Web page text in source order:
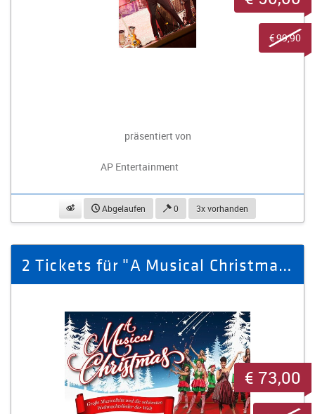
präsentiert von
AP Entertainment
beobachtenAbgelaufen 0 3x vorhanden
€ 99,90
2 Tickets für "A Musical Christmas" am 26.11.2026 in Zwickau
€ 73,00